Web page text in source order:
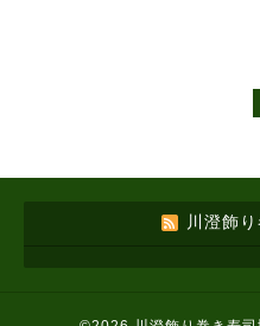
川澄飾